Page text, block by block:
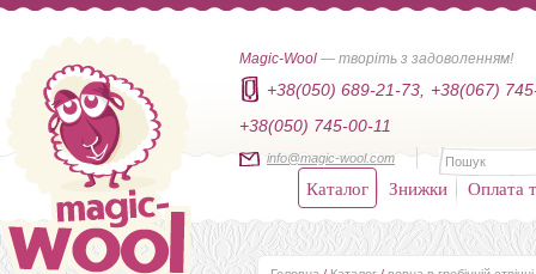
Magic-Wool — творіть з задоволенням!
+38(050) 689-21-73,
+38(067)
+38(050) 745-00-11
info@magic-wool.com
Каталог Знижки Оплата